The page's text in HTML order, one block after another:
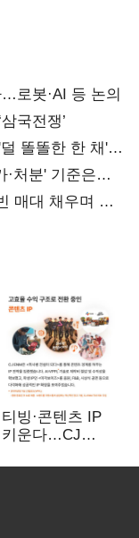
로봇·AI 등 논의
국전쟁’
똘똘한 한 채'
처분' 기준은
매대 채우며 문
티빙·콘텐츠 IP
키운다…CJ
글로벌 확장 가속